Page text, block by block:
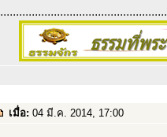
.....................................................
เมื่อ: 04 มี.ค. 2014, 17:00